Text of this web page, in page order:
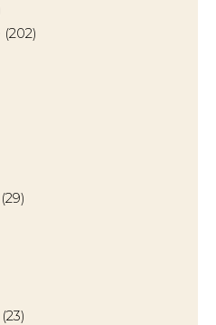
(202)
(29)
(23)